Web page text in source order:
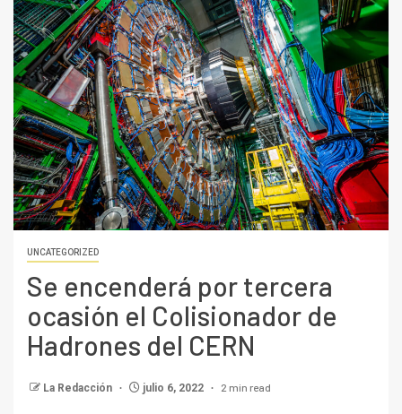
UNCATEGORIZED
Se encenderá por tercera
ocasión el Colisionador de
Hadrones del CERN
La Redacción julio 6, 2022 2 min read